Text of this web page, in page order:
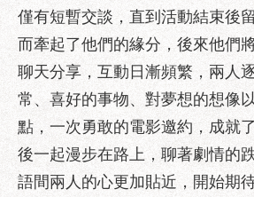
民
服
務
道
路
挖
掘
資
訊
僅有短暫交談，直到活動結束後
而牽起了他們的緣分，後來他們
聊天分享，互動日漸頻繁，兩人
常、喜好的事物、對夢想的想像
點，一次勇敢的電影邀約，成就
後一起漫步在路上，聊著劇情的
語間兩人的心更加貼近，開始期